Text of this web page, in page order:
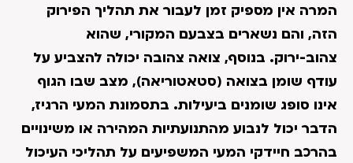
המרה אין מספיק זמן לעבור את תהליך הפירוק
הזה, והם נשארים בצבעם המקורי, שהוא
צהוב-ירוק. בנוסף, צואה צהובה יכולה להצביע על
עודף שומן בצואה (סטאטוריאה), מצב שבו הגוף
אינו סופג שומנים ביעילות. בתסמונת המעי הרגיז,
הדבר יכול לנבוע מהתנועתיות המהירה או משינויים
בהרכב חיידקי המעי המשפיעים על תהליכי העיכול